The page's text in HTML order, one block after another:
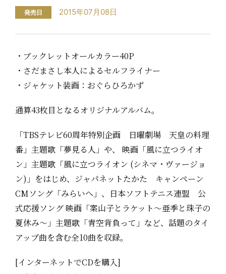
発売日 2015年07月08日
・ブックレットオールカラー40P
・さだまさし本人によるセルフライナー
・ジャケット装画：おぐらひろかず
通算43枚目となるオリジナルアルバム。
「TBSテレビ60周年特別企画 日曜劇場 天皇の料理
番」主題歌「夢見る人」や、 映画「風に立つライオ
ン」主題歌「風に立つライオン (シネマ・ヴァージョ
ン)」をはじめ、ジャパネットたかた キャンペーン
CMソング「みらいへ」、日本ソフトテニス連盟 公
式応援ソング 映画「案山子とラケット～亜季と珠子の
夏休み～」主題歌「青空背負って」など、話題のタイ
アップ曲を含む全10曲を収録。
[インターネットでCDを購入]